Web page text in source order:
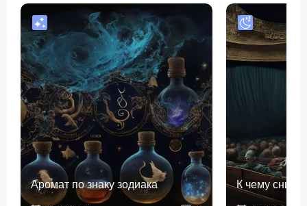
Аромат по знаку зодиака К чему